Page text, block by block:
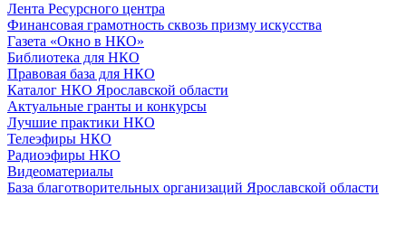
Лента Ресурсного центра
Финансовая грамотность сквозь призму искусства
Газета «Окно в НКО»
Библиотека для НКО
Правовая база для НКО
Каталог НКО Ярославской области
Актуальные гранты и конкурсы
Лучшие практики НКО
Телеэфиры НКО
Радиоэфиры НКО
Видеоматериалы
База благотворительных организаций Ярославской области